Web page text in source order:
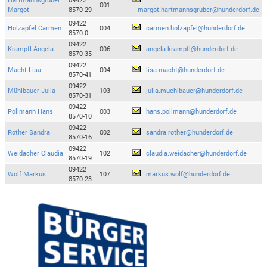
Margot
8570-29
001
margot.hartmannsgruber@hunderdorf.de
Holzapfel Carmen
09422
8570-0
004 carmen.holzapfel@hunderdorf.de
Krampfl Angela
09422
8570-35
006 angela.krampfl@hunderdorf.de
Macht Lisa
09422
8570-41
004 lisa.macht@hunderdorf.de
Mühlbauer Julia
09422
8570-31
103 julia.muehlbauer@hunderdorf.de
Pollmann Hans
09422
8570-10
003 hans.pollmann@hunderdorf.de
Rother Sandra
09422
8570-16
002 sandra.rother@hunderdorf.de
Weidacher Claudia
09422
8570-19
102 claudia.weidacher@hunderdorf.de
Wolf Markus
09422
8570-23
107 markus.wolf@hunderdorf.de